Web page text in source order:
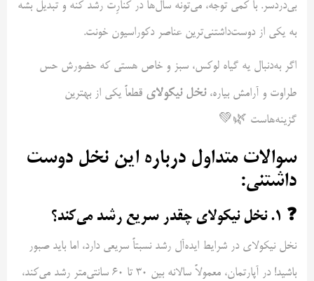
بی‌دردسر. با کمی توجه، می‌تونه سال‌ها در کنارِت رشد کنه و تبدیل بشه
به یکی از دوست‌داشتنی‌ترین عناصر دکوراسیون خونت.
اگر به‌دنبال یه گیاه لوکس، سبز و خاص هستی که حضورش حس
طراوت و آرامش بیاره،نخل نیکولای قطعاً یکی از بهترین
گزینه‌هاست 🌿💚
سوالات متداول درباره این نخل دوست
داشتنی:
❓ ۱. نخل نیکولای چقدر سریع رشد می‌کند؟
نخل نیکولای در شرایط ایده‌آل رشد نسبتاً سریعی دارد، اما باید صبور
باشید! در آپارتمان، معمولاً سالانه بین ۳۰ تا ۶۰ سانتی‌متر رشد می‌کند،